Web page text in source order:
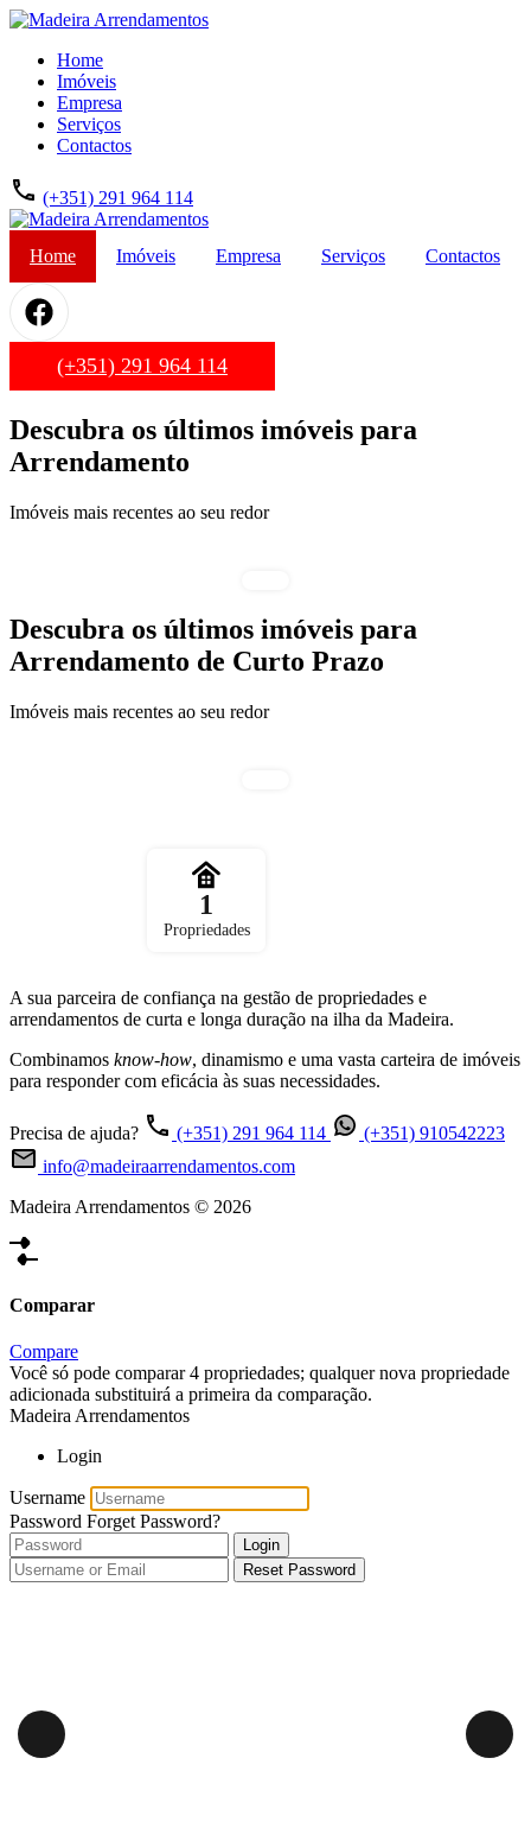
Home
Imóveis
Empresa
Serviços
Contactos
(+351) 291 964 114
Home Imóveis Empresa Serviços Contactos
(+351) 291 964 114
Descubra os últimos imóveis para
Arrendamento
Imóveis mais recentes ao seu redor
Descubra os últimos imóveis para
Arrendamento de Curto Prazo
Imóveis mais recentes ao seu redor
1
Propriedades
A sua parceira de confiança na gestão de propriedades e
arrendamentos de curta e longa duração na ilha da Madeira.
Combinamos know-how, dinamismo e uma vasta carteira de imóveis
para responder com eficácia às suas necessidades.
Precisa de ajuda? (+351) 291 964 114
(+351) 910542223
info@madeiraarrendamentos.com
Madeira Arrendamentos © 2026
Comparar
Compare
Você só pode comparar 4 propriedades; qualquer nova propriedade
adicionada substituirá a primeira da comparação.
Madeira Arrendamentos
Login
Username
Password Forget Password?
Login
Reset Password